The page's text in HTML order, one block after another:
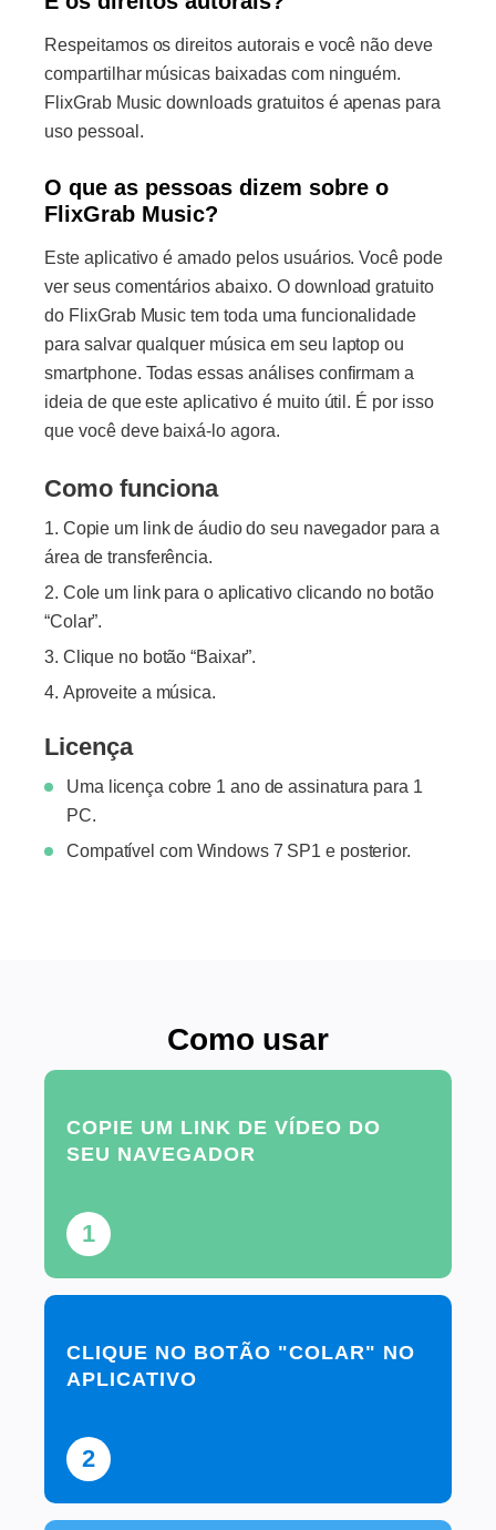
Respeitamos os direitos autorais e você não deve
compartilhar músicas baixadas com ninguém.
FlixGrab Music downloads gratuitos é apenas para
uso pessoal.
O que as pessoas dizem sobre o
FlixGrab Music?
Este aplicativo é amado pelos usuários. Você pode
ver seus comentários abaixo. O download gratuito
do FlixGrab Music tem toda uma funcionalidade
para salvar qualquer música em seu laptop ou
smartphone. Todas essas análises confirmam a
ideia de que este aplicativo é muito útil. É por isso
que você deve baixá-lo agora.
Como funciona
Copie um link de áudio do seu navegador para a
área de transferência.
Cole um link para o aplicativo clicando no botão
“Colar”.
Clique no botão “Baixar”.
Aproveite a música.
Licença
Uma licença cobre 1 ano de assinatura para 1
PC.
Compatível com Windows 7 SP1 e posterior.
Como usar
1
COPIE UM LINK DE VÍDEO DO
SEU NAVEGADOR
2
CLIQUE NO BOTÃO "COLAR" NO
APLICATIVO